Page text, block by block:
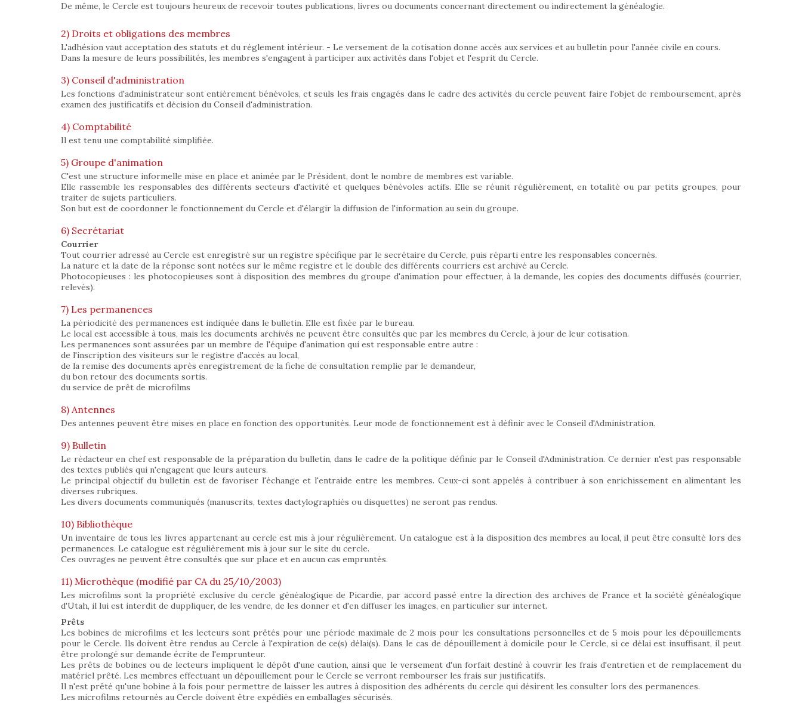
De même, le Cercle est toujours heureux de recevoir toutes publications, livres ou documents concernant directement ou indirectement la généalogie.
2) Droits et obligations des membres
L'adhésion vaut acceptation des statuts et du règlement intérieur. - Le versement de la cotisation donne accès aux services et au bulletin pour l'année civile en cours.
Dans la mesure de leurs possibilités, les membres s'engagent à participer aux activités dans l'objet et l'esprit du Cercle.
3) Conseil d'administration
Les fonctions d'administrateur sont entièrement bénévoles, et seuls les frais engagés dans le cadre des activités du cercle peuvent faire l'objet de remboursement, après
examen des justificatifs et décision du Conseil d'administration.
4) Comptabilité
Il est tenu une comptabilité simplifiée.
5) Groupe d'animation
C'est une structure informelle mise en place et animée par le Président, dont le nombre de membres est variable.
Elle rassemble les responsables des différents secteurs d'activité et quelques bénévoles actifs. Elle se réunit régulièrement, en totalité ou par petits groupes, pour
traiter de sujets particuliers.
Son but est de coordonner le fonctionnement du Cercle et d'élargir la diffusion de l'information au sein du groupe.
6) Secrétariat
Courrier
Tout courrier adressé au Cercle est enregistré sur un registre spécifique par le secrétaire du Cercle, puis réparti entre les responsables concernés.
La nature et la date de la réponse sont notées sur le même registre et le double des différents courriers est archivé au Cercle.
Photocopieuses : les photocopieuses sont à disposition des membres du groupe d'animation pour effectuer, à la demande, les copies des documents diffusés (courrier,
relevés).
7) Les permanences
La périodicité des permanences est indiquée dans le bulletin. Elle est fixée par le bureau.
Le local est accessible à tous, mais les documents archivés ne peuvent être consultés que par les membres du Cercle, à jour de leur cotisation.
Les permanences sont assurées par un membre de l'équipe d'animation qui est responsable entre autre :
de l'inscription des visiteurs sur le registre d'accès au local,
de la remise des documents après enregistrement de la fiche de consultation remplie par le demandeur,
du bon retour des documents sortis.
du service de prêt de microfilms
8) Antennes
Des antennes peuvent être mises en place en fonction des opportunités. Leur mode de fonctionnement est à définir avec le Conseil d'Administration.
9) Bulletin
Le rédacteur en chef est responsable de la préparation du bulletin, dans le cadre de la politique définie par le Conseil d'Administration. Ce dernier n'est pas responsable
des textes publiés qui n'engagent que leurs auteurs.
Le principal objectif du bulletin est de favoriser l'échange et l'entraide entre les membres. Ceux-ci sont appelés à contribuer à son enrichissement en alimentant les
diverses rubriques.
Les divers documents communiqués (manuscrits, textes dactylographiés ou disquettes) ne seront pas rendus.
10) Bibliothèque
Un inventaire de tous les livres appartenant au cercle est mis à jour régulièrement. Un catalogue est à la disposition des membres au local, il peut être consulté lors des
permanences. Le catalogue est régulièrement mis à jour sur le site du cercle.
Ces ouvrages ne peuvent être consultés que sur place et en aucun cas empruntés.
11) Microthèque (modifié par CA du 25/10/2003)
Les microfilms sont la propriété exclusive du cercle généalogique de Picardie, par accord passé entre la direction des archives de France et la société généalogique
d'Utah, il lui est interdit de duppliquer, de les vendre, de les donner et d'en diffuser les images, en particulier sur internet.
Prêts
Les bobines de microfilms et les lecteurs sont prêtés pour une période maximale de 2 mois pour les consultations personnelles et de 5 mois pour les dépouillements
pour le Cercle. Ils doivent être rendus au Cercle à l'expiration de ce(s) délai(s). Dans le cas de dépouillement à domicile pour le Cercle, si ce délai est insuffisant, il peut
être prolongé sur demande écrite de l'emprunteur.
Les prêts de bobines ou de lecteurs impliquent le dépôt d'une caution, ainsi que le versement d'un forfait destiné à couvrir les frais d'entretien et de remplacement du
matériel prêté. Les membres effectuant un dépouillement pour le Cercle se verront rembourser les frais sur justificatifs.
Il n'est prêté qu'une bobine à la fois pour permettre de laisser les autres à disposition des adhérents du cercle qui désirent les consulter lors des permanences.
Les microfilms retournés au Cercle doivent être expédiés en emballages sécurisés.